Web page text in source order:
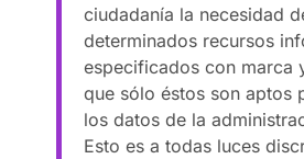
ciudadanía la necesidad
determinados recursos
especificados con marca
que sólo éstos son aptos
los datos de la
Esto es a todas luces